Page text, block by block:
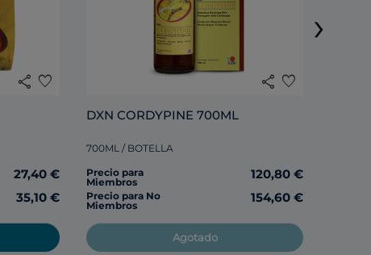
share favorite
27,40 €
35,10 €
share favorite
DXN CORDYPINE 700ML
700ML / BOTELLA
Precio para
Miembros
120,80 €
Precio para No
Miembros
154,60 €
Agotado
›